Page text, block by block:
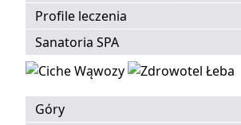
Profile leczenia
Sanatoria SPA
Góry